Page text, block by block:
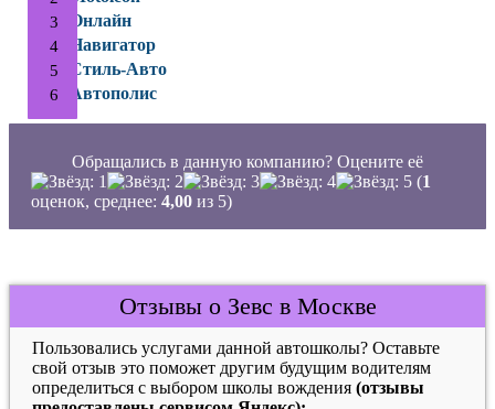
Онлайн
Навигатор
Стиль-Авто
Автополис
Обращались в данную компанию? Оцените её
(1
оценок, среднее: 4,00 из 5)
Отзывы о Зевс в Москве
Пользовались услугами данной автошколы? Оставьте
свой отзыв это поможет другим будущим водителям
определиться с выбором школы вождения (отзывы